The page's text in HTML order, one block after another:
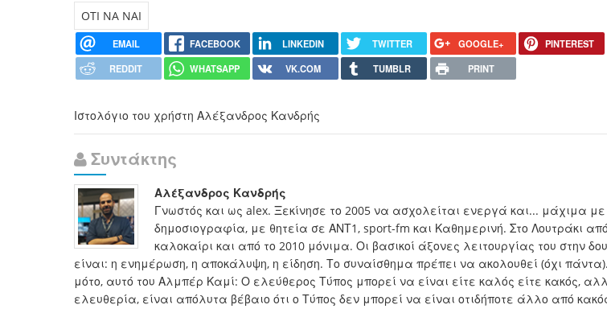
OTI NA NAI
EMAIL FACEBOOK LINKEDIN TWITTER GOOGLE+
PINTEREST
REDDIT
WHATSAPP VK.COM TUMBLR PRINT
Ιστολόγιο του χρήστη Αλέξανδρος Κανδρής
Συντάκτης
Αλέξανδρος Κανδρής
Γνωστός και ως alex. Ξεκίνησε το 2005 να ασχολείται ενεργά και... μάχιμα με
δημοσιογραφία, με θητεία σε ΑΝΤ1, sport-fm και Καθημερινή. Στο Λουτράκι
καλοκαίρι και από το 2010 μόνιμα. Οι βασικοί άξονες λειτουργίας του στην
είναι: η ενημέρωση, η αποκάλυψη, η είδηση. Το συναίσθημα πρέπει να ακολουθεί (όχι
μότο, αυτό του Αλμπέρ Καμί: Ο ελεύθερος Τύπος μπορεί να είναι είτε καλός είτε κακός,
ελευθερία, είναι απόλυτα βέβαιο ότι ο Τύπος δεν μπορεί να είναι οτιδήποτε άλλο από